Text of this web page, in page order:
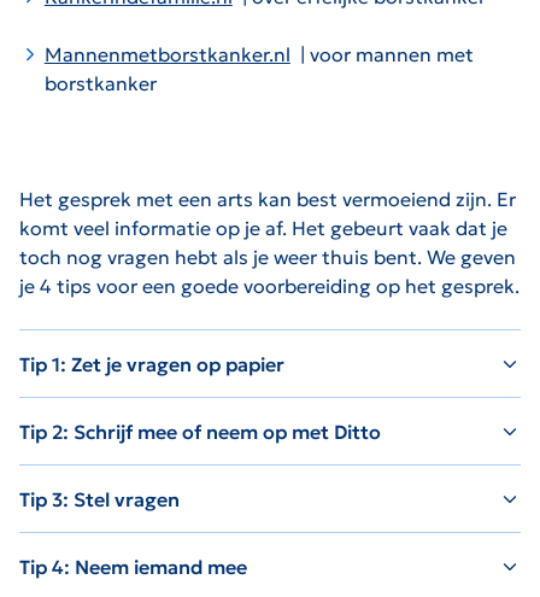
Mannenmetborstkanker.nl De link zal worden geopend op een nieuwe pagina.
| voor mannen met
borstkanker
Het gesprek met een arts kan best vermoeiend zijn. Er
komt veel informatie op je af. Het gebeurt vaak dat je
toch nog vragen hebt als je weer thuis bent. We geven
je 4 tips voor een goede voorbereiding op het gesprek.
Tip 1: Zet je vragen op papier
Tip 2: Schrijf mee of neem op met Ditto
Tip 3: Stel vragen
Tip 4: Neem iemand mee